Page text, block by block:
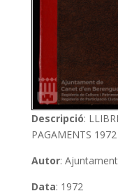
Descripció:
PAGAMENTS 1972
Autor:
Data: 1972